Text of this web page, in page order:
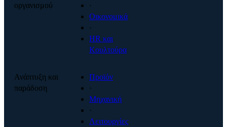
οργανισμού
·
Οικονομικά
·
HR και
Κουλτούρα
Ανάπτυξη και
παράδοση
Προϊόν
·
Μηχανική
·
Λειτουργίες